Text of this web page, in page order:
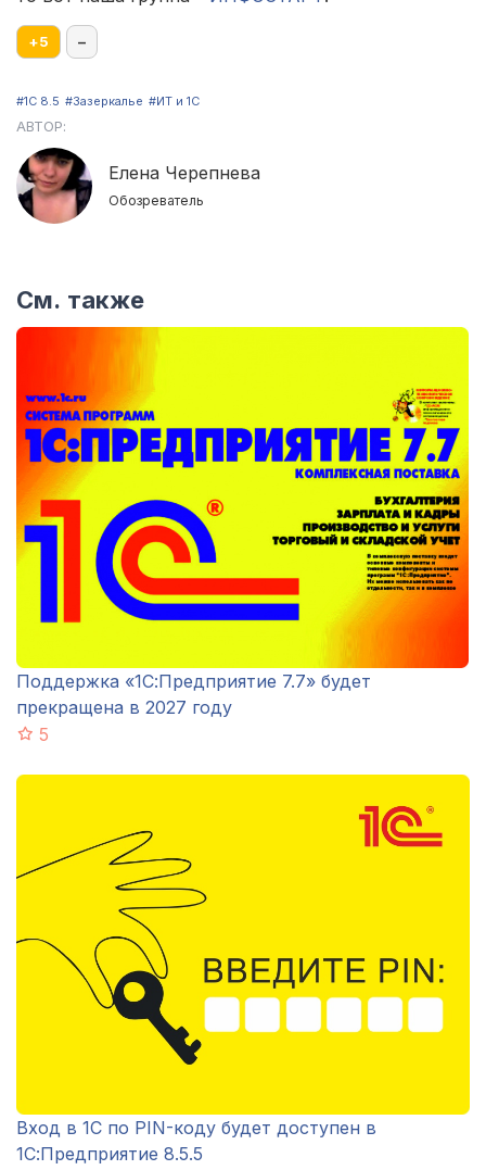
+5 –
#1С 8.5 #Зазеркалье #ИТ и 1С
АВТОР:
Елена Черепнева
Обозреватель
См. также
Поддержка «1С:Предприятие 7.7» будет
прекращена в 2027 году
5
Вход в 1С по PIN-коду будет доступен в
1С:Предприятие 8.5.5